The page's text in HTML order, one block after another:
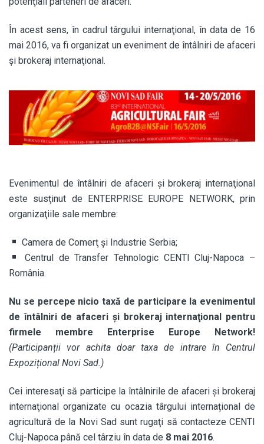
În acest sens, în cadrul târgului internaţional, în data de 16
mai 2016, va fi organizat un eveniment de întâlniri de afaceri
şi brokeraj internaţional.
Evenimentul de întâlniri de afaceri şi brokeraj internaţional
este susţinut de ENTERPRISE EUROPE NETWORK, prin
organizaţiile sale membre:
Camera de Comerţ şi Industrie Serbia;
Centrul de Transfer Tehnologic CENTI Cluj-Napoca –
România.
Nu se percepe nicio taxă de participare la evenimentul
de întâlniri de afaceri şi brokeraj internaţional pentru
firmele membre Enterprise Europe Network!
(Participanții vor achita doar taxa de intrare în Centrul
Expozițional Novi Sad.)
Cei interesaţi să participe la întâlnirile de afaceri şi brokeraj
internaţional organizate cu ocazia târgului internațional de
agricultură de la Novi Sad sunt rugaţi să contacteze CENTI
Cluj-Napoca până cel târziu în data de 8 mai 2016.